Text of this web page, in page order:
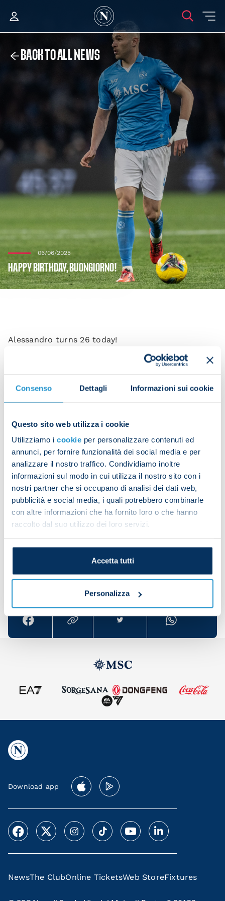
Consenso Dettagli Informazioni sui cookie
Questo sito web utilizza i cookie
Utilizziamo i cookie per personalizzare contenuti ed
annunci, per fornire funzionalità dei social media e per
analizzare il nostro traffico. Condividiamo inoltre
informazioni sul modo in cui utilizza il nostro sito con i
nostri partner che si occupano di analisi dei dati web,
pubblicità e social media, i quali potrebbero combinarle
con altre informazioni che ha fornito loro o che hanno
raccolto dal suo utilizzo dei loro servizi.
Accetta tutti
Personalizza
BACK TO ALL NEWS
06/06/2025
HAPPY BIRTHDAY, BUONGIORNO!
Alessandro turns 26 today!
The Napoli defender was born on 6 June 1999 in
Presidente Aurelio De Laurentiis and everyone at
birthday.
Alessandro just finished his first season at the club
and played 23 times, scoring once. He won a join-
record number of balls for the club this campaign,
tied with Frank Anguissa at 35. He also won 65% of
his one-on-one duels – 104 out of 161 – more so
than any other Napoli player.
Have a great day, Alessandro!
Share the article with your friends and support the
Download app
NewsThe ClubOnline TicketsWeb StoreFixtures